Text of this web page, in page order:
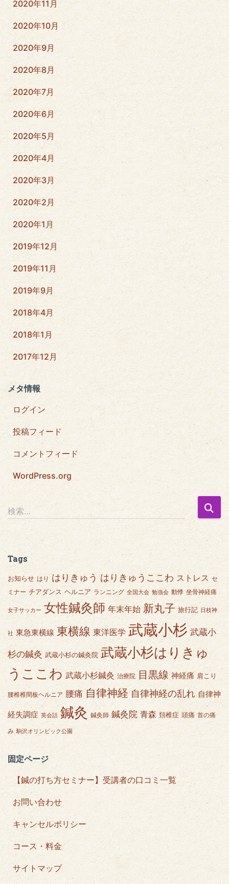
2020年11月
2020年10月
2020年9月
2020年8月
2020年7月
2020年6月
2020年5月
2020年4月
2020年3月
2020年2月
2020年1月
2019年12月
2019年11月
2019年9月
2018年4月
2018年1月
2017年12月
メタ情報
ログイン
投稿フィード
コメントフィード
WordPress.org
検
索
:
検索…
Tags
お知らせ はり はりきゅう はりきゅうここわ ストレス セ
ミナー チアダンス ヘルニア ランニング 全国大会 勉強会 動悸 坐骨神経痛
女子サッカー 女性鍼灸師 年末年始 新丸子 旅行記 日枝神
社 東急東横線 東横線 東洋医学 武蔵小杉 武蔵小
杉の鍼灸 武蔵小杉の鍼灸院 武蔵小杉はりきゅ
うここわ 武蔵小杉鍼灸 治療院 目黒線 神経痛 肩こり
腰椎椎間板ヘルニア 腰痛 自律神経 自律神経の乱れ 自律神
経失調症 英会話 鍼灸 鍼灸師 鍼灸院 青森 頚椎症 頭痛 首の痛
み 駒沢オリンピック公園
固定ページ
【鍼の打ち方セミナー】受講者の口コミ一覧
お問い合わせ
キャンセルポリシー
コース・料金
サイトマップ